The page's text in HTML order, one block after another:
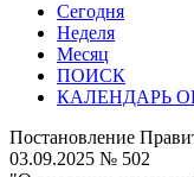
Сегодня
Неделя
Месяц
ПОИСК
КАЛЕНДАРЬ
Постановление
03.09.2025 № 502